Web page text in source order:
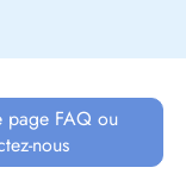
page FAQ ou
nous